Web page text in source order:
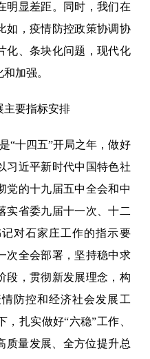
明显差距。同时，我们在
如，疫情防控政策协调协
化、条块化问题，现代化
加强。
主要指标安排
“十四五”开局之年，做好
习近平新时代中国特色社
党的十九届五中全会和中
实省委九届十一次、十二
对石家庄工作的指示要
次全会部署，坚持稳中求
段，贯彻新发展理念，构
防控和经济社会发展工
扎实做好“六稳”工作、
质量发展、全方位提升总